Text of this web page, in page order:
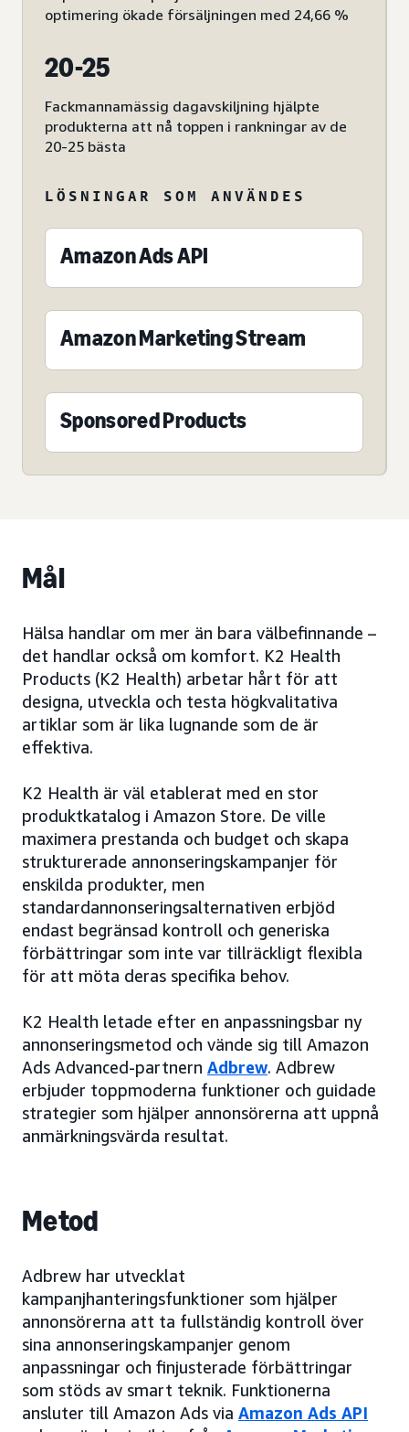
optimering ökade försäljningen med 24,66 %
20-25
Fackmannamässig dagavskiljning hjälpte
produkterna att nå toppen i rankningar av de
20-25 bästa
LÖSNINGAR SOM ANVÄNDES
Amazon Ads API
Amazon Marketing Stream
Sponsored Products
Mål
Hälsa handlar om mer än bara välbefinnande –
det handlar också om komfort. K2 Health
Products (K2 Health) arbetar hårt för att
designa, utveckla och testa högkvalitativa
artiklar som är lika lugnande som de är
effektiva.
K2 Health är väl etablerat med en stor
produktkatalog i Amazon Store. De ville
maximera prestanda och budget och skapa
strukturerade annonseringskampanjer för
enskilda produkter, men
standardannonseringsalternativen erbjöd
endast begränsad kontroll och generiska
förbättringar som inte var tillräckligt flexibla
för att möta deras specifika behov.
K2 Health letade efter en anpassningsbar ny
annonseringsmetod och vände sig till Amazon
Ads Advanced-partnern Adbrew. Adbrew
erbjuder toppmoderna funktioner och guidade
strategier som hjälper annonsörerna att uppnå
anmärkningsvärda resultat.
Metod
Adbrew har utvecklat
kampanjhanteringsfunktioner som hjälper
annonsörerna att ta fullständig kontroll över
sina annonseringskampanjer genom
anpassningar och finjusterade förbättringar
som stöds av smart teknik. Funktionerna
ansluter till Amazon Ads via Amazon Ads API